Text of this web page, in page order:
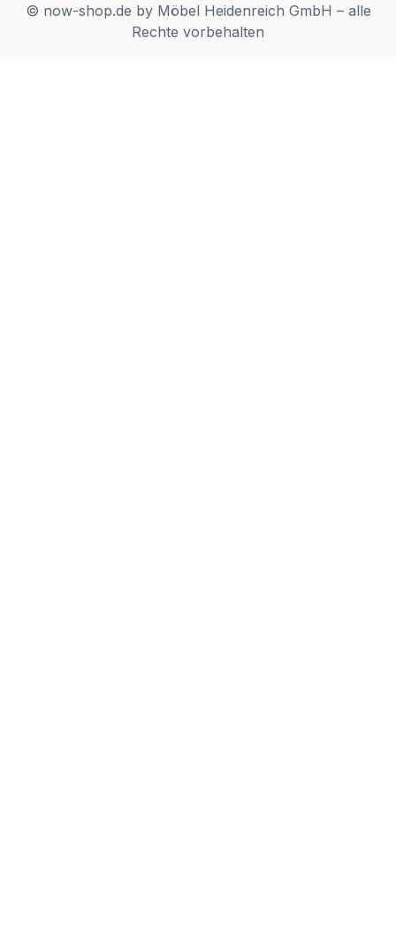
© now-shop.de by Möbel Heidenreich GmbH – alle
Rechte vorbehalten